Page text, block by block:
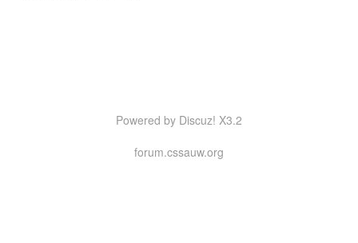
Powered by Discuz! X3.2
forum.cssauw.org